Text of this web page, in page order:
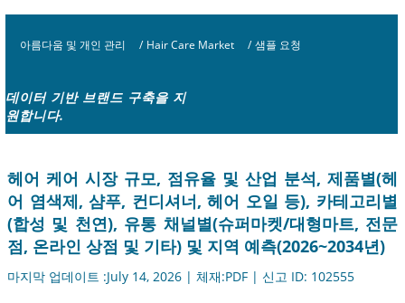
아름다움 및 개인 관리 / Hair Care Market / 샘플 요청
데이터 기반 브랜드 구축을 지
원합니다.
헤어 케어 시장 규모, 점유율 및 산업 분석, 제품별(헤
어 염색제, 샴푸, 컨디셔너, 헤어 오일 등), 카테고리별
(합성 및 천연), 유통 채널별(슈퍼마켓/대형마트, 전문
점, 온라인 상점 및 기타) 및 지역 예측(2026~2034년)
마지막 업데이트 :July 14, 2026 | 체재:PDF | 신고 ID: 102555